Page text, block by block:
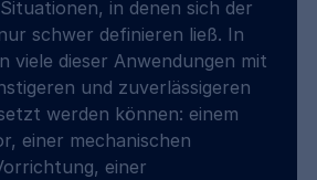
in denen sich der
schwer definieren ließ. In
viele dieser Anwendungen mit
und zuverlässigeren
werden können: einem
einer mechanischen
einer